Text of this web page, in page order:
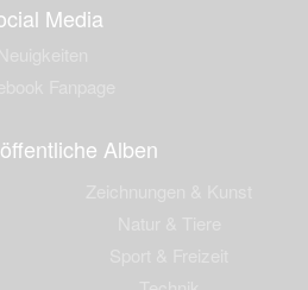
Media
Alben